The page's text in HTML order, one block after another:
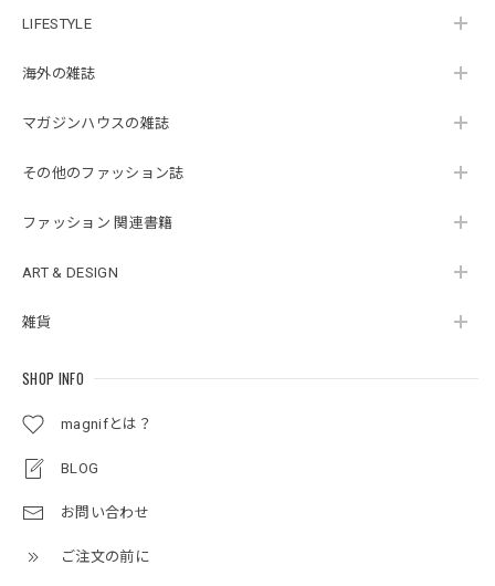
LIFESTYLE
海外の雑誌
マガジンハウスの雑誌
その他のファッション誌
ファッション 関連書籍
ART & DESIGN
雑貨
SHOP INFO
magnifとは？
BLOG
お問い合わせ
ご注文の前に